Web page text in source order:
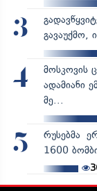
3
გავაუქმო,
4
მოსკოვის
ადამიანი
მე...
5
რუსებმა
1600